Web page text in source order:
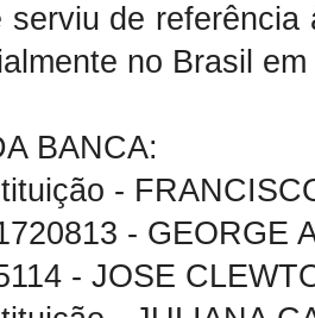
serviu de
no Brasil
BANCA:
-
- GEORGE
- JOSE